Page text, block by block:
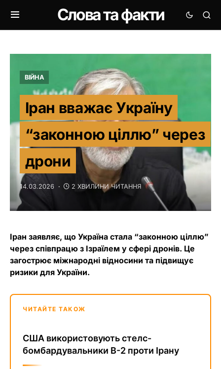
Слова та факти
ВІЙНА
Іран вважає Україну
“законною ціллю” через
дрони
14.03.2026 2 ХВИЛИНИ ЧИТАННЯ
Іран заявляє, що Україна стала “законною ціллю”
через співпрацю з Ізраїлем у сфері дронів. Це
загострює міжнародні відносини та підвищує
ризики для України.
ЧИТАЙТЕ ТАКОЖ
США використовують стелс-
бомбардувальники B-2 проти Ірану